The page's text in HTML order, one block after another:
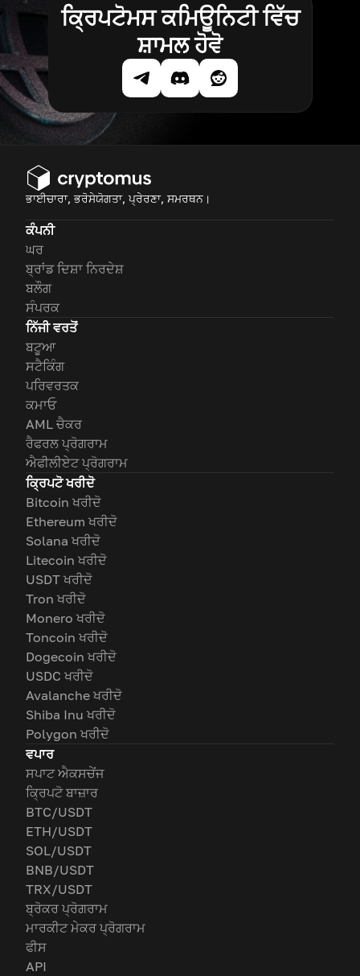
ਕ੍ਰਿਪਟੋਮਸ ਕਮਿਊਨਿਟੀ ਵਿੱਚ
ਸ਼ਾਮਲ ਹੋਵੋ
ਭਾਈਚਾਰਾ, ਭਰੋਸੇਯੋਗਤਾ, ਪ੍ਰੇਰਣਾ, ਸਮਰਥਨ।
ਕੰਪਨੀ
ਘਰ
ਬ੍ਰਾਂਡ ਦਿਸ਼ਾ ਨਿਰਦੇਸ਼
ਬਲੌਗ
ਸੰਪਰਕ
ਨਿੱਜੀ ਵਰਤੋਂ
ਬਟੂਆ
ਸਟੈਕਿੰਗ
ਪਰਿਵਰਤਕ
ਕਮਾਓ
AML ਚੈਕਰ
ਰੈਫਰਲ ਪ੍ਰੋਗਰਾਮ
ਐਫੀਲੀਏਟ ਪ੍ਰੋਗਰਾਮ
ਕ੍ਰਿਪਟੋ ਖਰੀਦੋ
Bitcoin ਖਰੀਦੋ
Ethereum ਖਰੀਦੋ
Solana ਖਰੀਦੋ
Litecoin ਖਰੀਦੋ
USDT ਖਰੀਦੋ
Tron ਖਰੀਦੋ
Monero ਖਰੀਦੋ
Toncoin ਖਰੀਦੋ
Dogecoin ਖਰੀਦੋ
USDC ਖਰੀਦੋ
Avalanche ਖਰੀਦੋ
Shiba Inu ਖਰੀਦੋ
Polygon ਖਰੀਦੋ
ਵਪਾਰ
ਸਪਾਟ ਐਕਸਚੇਂਜ
ਕ੍ਰਿਪਟੋ ਬਾਜ਼ਾਰ
BTC/USDT
ETH/USDT
SOL/USDT
BNB/USDT
TRX/USDT
ਬ੍ਰੋਕਰ ਪ੍ਰੋਗਰਾਮ
ਮਾਰਕੀਟ ਮੇਕਰ ਪ੍ਰੋਗਰਾਮ
ਫੀਸ
API